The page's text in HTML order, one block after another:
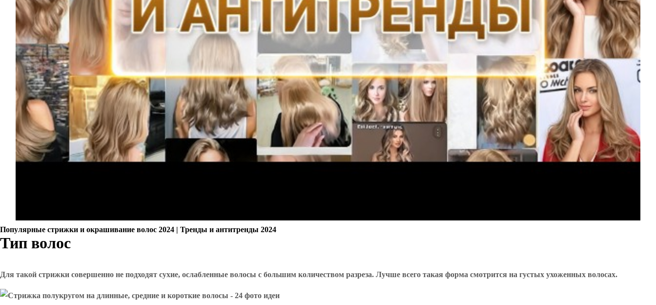
Популярные стрижки и окрашивание волос 2024 | Тренды и антитренды 2024
Тип волос
Для такой стрижки совершенно не подходят сухие, ослабленные волосы с большим количеством разреза. Лучше всего такая форма смотрится на густых ухоженных волосах.